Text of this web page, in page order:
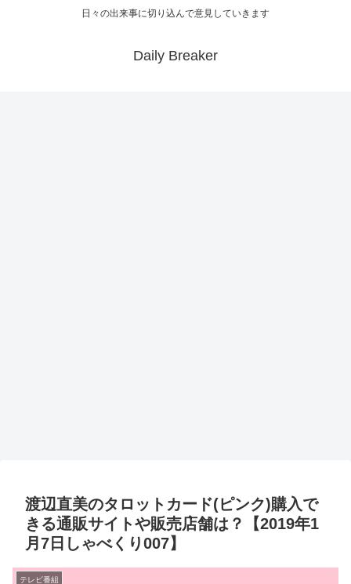
日々の出来事に切り込んで意見していきます
Daily Breaker
渡辺直美のタロットカード(ピンク)購入で
きる通販サイトや販売店舗は？【2019年1
月7日しゃべくり007】
テレビ番組